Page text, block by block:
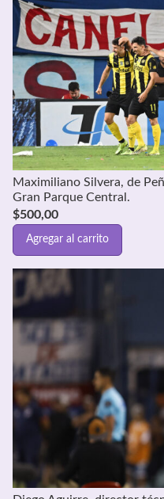
Maximiliano Silvera, de
Gran Parque Central.
$500,00
Agregar al carrito